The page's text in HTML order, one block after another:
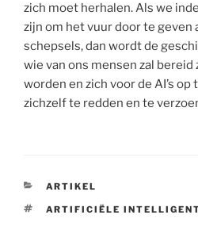
zich moet herhalen. Als we
zijn om het vuur door te geven
schepsels, dan wordt de
wie van ons mensen zal bereid
worden en zich voor de AI’s
zichzelf te redden en te
CATEGORIEËN
ARTIKEL
TAGS
ARTIFICIËLE